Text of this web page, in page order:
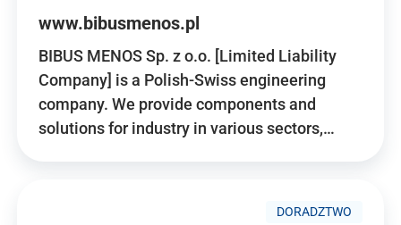
www.bibusmenos.pl
BIBUS MENOS Sp. z o.o. [Limited Liability
Company] is a Polish-Swiss engineering
company. We provide components and
solutions for industry in various sectors,…
DORADZTWO